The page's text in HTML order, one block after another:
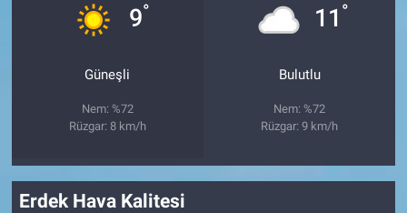
9°
Güneşli
Nem: %72
Rüzgar: 8 km/h
11 °
Bulutlu
Nem: %72
Rüzgar: 9 km/h
Erdek Hava Kalitesi